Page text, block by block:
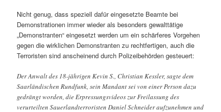
Nicht genug, dass speziell dafür eingesetzte Beamte bei
Demonstrationen immer wieder als besonders gewalttätige
„Demonstranten“ eingesetzt werden um ein schärferes Vorgehen
gegen die wirklichen Demonstranten zu rechtfertigen, auch die
Terroristen sind anscheinend durch Polizeibehörden gesteuert:
Der Anwalt des 18-jährigen Kevin S., Christian Kessler, sagte dem
Saarländischen Rundfunk, sein Mandant sei von einer Person dazu
gedrängt worden, die Erpressungsvideos zur Freilassung des
verurteilten Sauerlandterroristen Daniel Schneider aufzunehmen und